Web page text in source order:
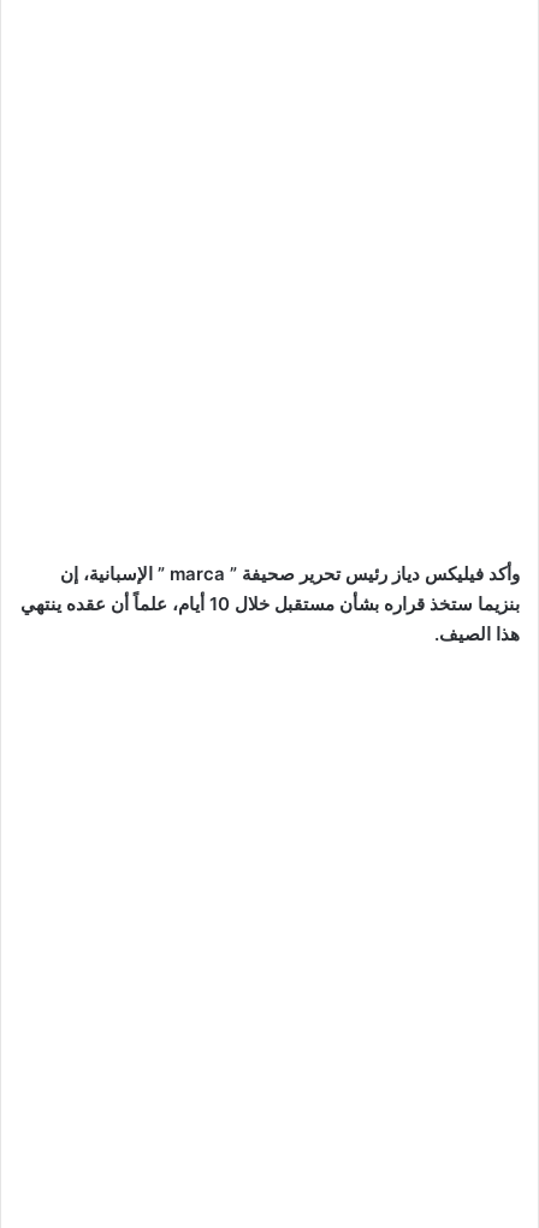
وأكد فيليكس دياز رئيس تحرير صحيفة ” marca ” الإسبانية، إن
بنزيما ستخذ قراره بشأن مستقبل خلال 10 أيام، علماً أن عقده ينتهي
هذا الصيف.